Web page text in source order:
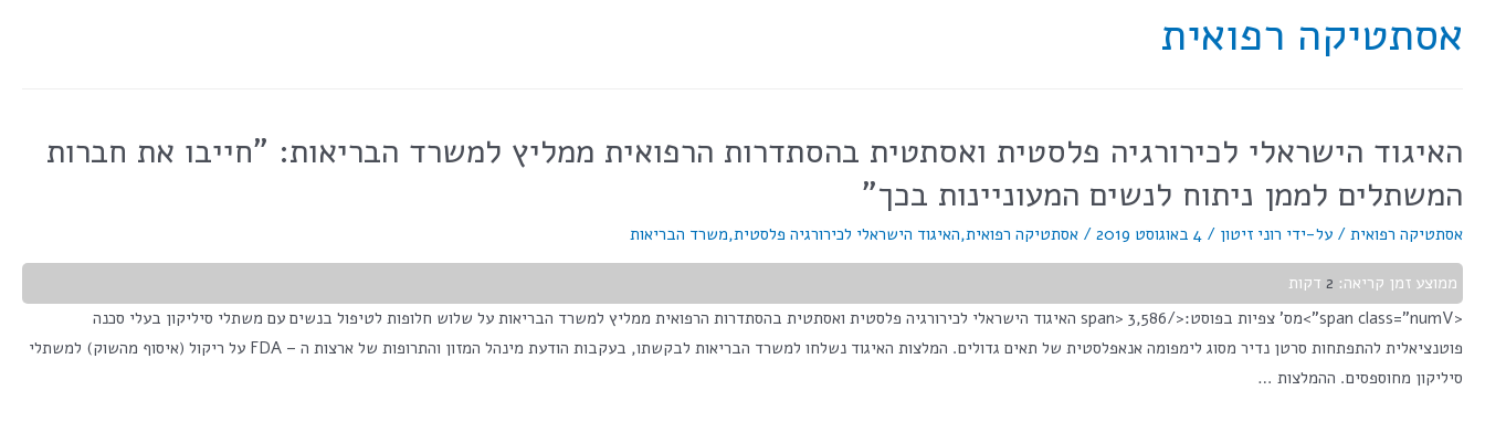
אסתטיקה רפואית
האיגוד הישראלי לכירורגיה פלסטית ואסתטית בהסתדרות הרפואית ממליץ למשרד הבריאות: "חייבו את חברות
המשתלים לממן ניתוח לנשים המעוניינות בכך"
אסתטיקה רפואית / על-ידי רוני זיטון / 4 באוגוסט 2019 / אסתטיקה רפואית,האיגוד הישראלי לכירורגיה פלסטית,משרד הבריאות
ממוצע זמן קריאה: 2 דקות
<span class="numV">מס' צפיות בפוסט:</span> 3,586 האיגוד הישראלי לכירורגיה פלסטית ואסתטית בהסתדרות הרפואית ממליץ למשרד הבריאות על שלוש חלופות לטיפול בנשים עם משתלי סיליקון בעלי סכנה
פוטנציאלית להתפתחות סרטן נדיר מסוג לימפומה אנאפלסטית של תאים גדולים. המלצות האיגוד נשלחו למשרד הבריאות לבקשתו, בעקבות הודעת מינהל המזון והתרופות של ארצות ה – FDA על ריקול (איסוף מהשוק) למשתלי
סיליקון מחוספסים. ההמלצות …